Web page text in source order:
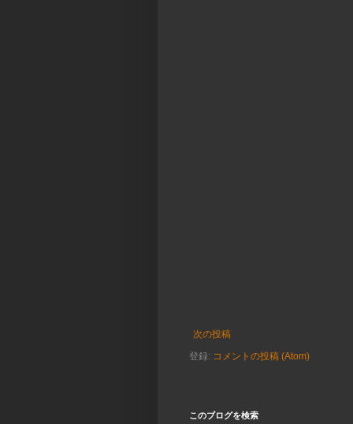
次の投稿
登録: コメントの投稿 (Atom)
このブログを検索